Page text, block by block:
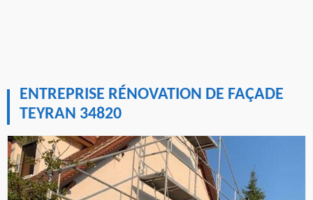
ENTREPRISE RÉNOVATION DE FAÇADE
TEYRAN 34820